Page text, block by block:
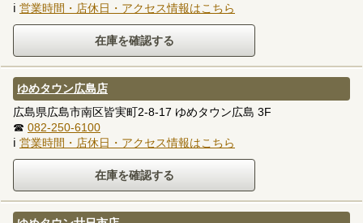
ℹ 営業時間・店休日・アクセス情報はこちら
ゆめタウン広島店
広島県広島市南区皆実町2-8-17 ゆめタウン広島 3F
☎ 082-250-6100
ℹ 営業時間・店休日・アクセス情報はこちら